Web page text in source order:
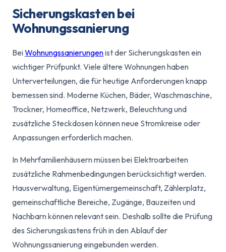
Sicherungskasten bei
Wohnungssanierung
BeiWohnungssanierungenist der Sicherungskasten ein
wichtiger Prüfpunkt. Viele ältere Wohnungen haben
Unterverteilungen, die für heutige Anforderungen knapp
bemessen sind. Moderne Küchen, Bäder, Waschmaschine,
Trockner, Homeoffice, Netzwerk, Beleuchtung und
zusätzliche Steckdosen können neue Stromkreise oder
Anpassungen erforderlich machen.
In Mehrfamilienhäusern müssen bei Elektroarbeiten
zusätzliche Rahmenbedingungen berücksichtigt werden.
Hausverwaltung, Eigentümergemeinschaft, Zählerplatz,
gemeinschaftliche Bereiche, Zugänge, Bauzeiten und
Nachbarn können relevant sein. Deshalb sollte die Prüfung
des Sicherungskastens früh in den Ablauf der
Wohnungssanierung eingebunden werden.